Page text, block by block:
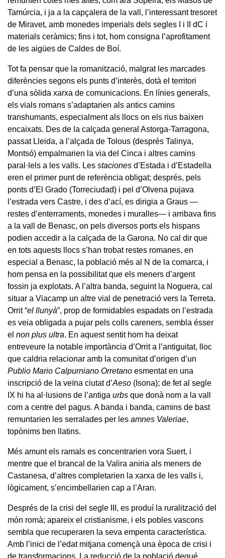
Tamúrcia, i ja a la capçalera de la vall, l’interessant tresoret
de Miravet, amb monedes imperials dels segles I i II dC i
materials ceràmics; fins i tot, hom consigna l’aprofitament
de les aigües de Caldes de Boí.
Tot fa pensar que la romanització, malgrat les marcades
diferències segons els punts d’interès, dotà el territori
d’una sòlida xarxa de comunicacions. En línies generals,
els vials romans s’adaptarien als antics camins
transhumants, especialment als llocs on els rius baixen
encaixats. Des de la calçada general Astorga-Tarragona,
passat Lleida, a l’alçada de Tolous (després Talinya,
Montsó) empalmarien la via del Cinca i altres camins
paral·lels a les valls. Les staciones d’Estada i d’Estadella
eren el primer punt de referència obligat; després, pels
ponts d’El Grado (Torreciudad) i pel d’Olvena pujava
l’estrada vers Castre, i des d’ací, es dirigia a Graus —
restes d’enterraments, monedes i muralles— i arribava fins
a la vall de Benasc, on pels diversos ports els hispans
podien accedir a la calçada de la Garona. No cal dir que
en tots aquests llocs s’han trobat restes romanes, en
especial a Benasc, la població més al N de la comarca, i
hom pensa en la possibilitat que els meners d’argent
fossin ja explotats. A l’altra banda, seguint la Noguera, cal
situar a Viacamp un altre vial de penetració vers la Terreta.
Orrit “el llunyà”, prop de formidables espadats on l’estrada
es veia obligada a pujar pels colls careners, sembla ésser
el non plus ultra. En aquest sentit hom ha deixat
entreveure la notable importància d’Orrit a l’antiguitat, lloc
que caldria relacionar amb la comunitat d’origen d’un
Publio Mario Calpurniano Orretano esmentat en una
inscripció de la veïna ciutat d’Aeso (Isona); de fet al segle
IX hi ha al·lusions de l’antiga urbs que donà nom a la vall
com a centre del pagus. A banda i banda, camins de bast
remuntarien les serralades per les amnes Valeriae,
topònims ben llatins.
Més amunt els ramals es concentrarien vora Suert, i
mentre que el brancal de la Valira aniria als meners de
Castanesa, d’altres completarien la xarxa de les valls i,
lògicament, s’encimbellarien cap a l’Aran.
Després de la crisi del segle III, es produí la ruralització del
món romà; apareix el cristianisme, i els pobles vascons
sembla que recuperaren la seva empenta característica.
Amb l’inici de l’edat mitjana començà una època de crisi i